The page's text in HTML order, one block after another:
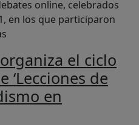
online, celebrados
en los que participaron
el ciclo
‘Lecciones de
en